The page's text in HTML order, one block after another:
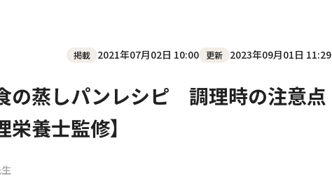
掲載 2021年07月02日 10:00 更新 2023年09月01日 11:29
の蒸しパンレシピ 調理時の注意点
養士監修】